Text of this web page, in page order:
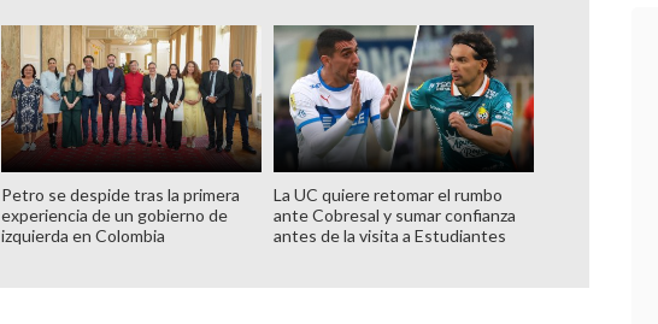
Petro se despide tras la primera
experiencia de un gobierno de
izquierda en Colombia
La UC quiere retomar el rumbo
ante Cobresal y sumar confianza
antes de la visita a Estudiantes